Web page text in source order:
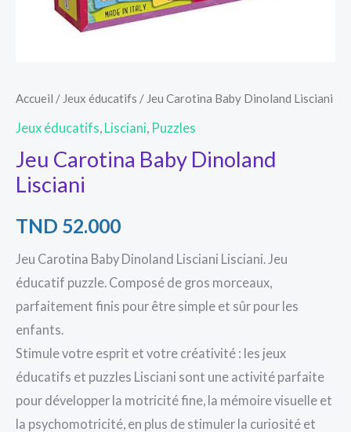
Accueil / Jeux éducatifs / Jeu Carotina Baby Dinoland Lisciani
Jeux éducatifs Lisciani Puzzles
Jeu Carotina Baby Dinoland
Lisciani
TND 52.000
Jeu Carotina Baby Dinoland Lisciani Lisciani. Jeu
éducatif puzzle. Composé de gros morceaux,
parfaitement finis pour être simple et sûr pour les
enfants.
Stimule votre esprit et votre créativité : les jeux
éducatifs et puzzles Lisciani sont une activité parfaite
pour développer la motricité fine, la mémoire visuelle et
la psychomotricité, en plus de stimuler la curiosité et